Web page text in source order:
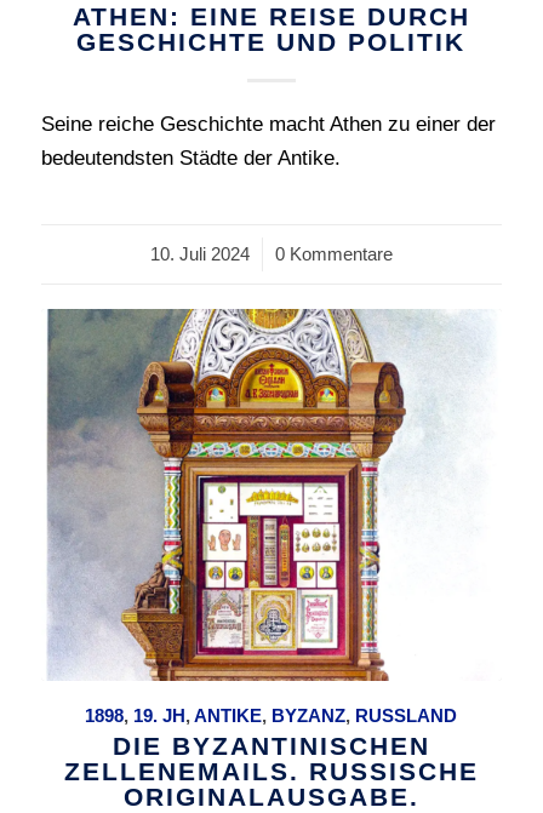
ATHEN: EINE REISE DURCH
GESCHICHTE UND POLITIK
Seine reiche Geschichte macht Athen zu einer der
bedeutendsten Städte der Antike.
10. Juli 2024
/ 0 Kommentare
1898, 19. JH,ANTIKE, BYZANZ, RUSSLAND
DIE BYZANTINISCHEN
ZELLENEMAILS. RUSSISCHE
ORIGINALAUSGABE.